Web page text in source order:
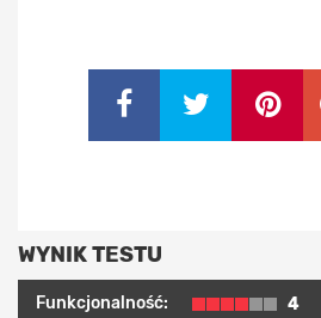
WYNIK TESTU
Funkcjonalność: 4